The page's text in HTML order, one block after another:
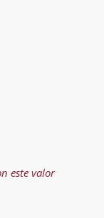
este valor